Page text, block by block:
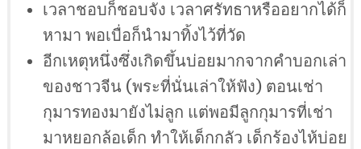
เวลาชอบก็ชอบจัง เวลาศรัทธาหรืออยากได้ก็
หามา พอเบื่อก็นำมาทิ้งไว้ที่วัด
อีกเหตุหนึ่งซึ่งเกิดขึ้นบ่อยมากจากคำบอกเล่า
ของชาวจีน (พระที่นั่นเล่าให้ฟัง) ตอนเช่า
กุมารทองมายังไม่ลูก แต่พอมีลูกกุมารที่เช่า
มาหยอกล้อเด็ก ทำให้เด็กกลัว เด็กร้องไห้บ่อย